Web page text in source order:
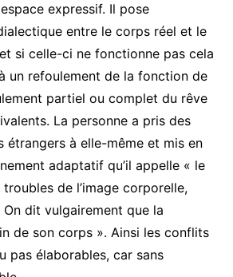
expressif. Il pose
dialectique entre le corps réel et le
si celle-ci ne fonctionne pas cela
un refoulement de la fonction de
partiel ou complet du rêve
La personne a pris des
étrangers à elle-même et mis en
adaptatif qu’il appelle « le
de l’image corporelle,
dit vulgairement que la
de son corps ». Ainsi les conflits
pas élaborables, car sans